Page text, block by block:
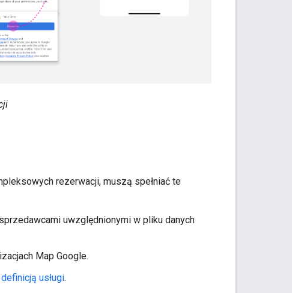
rezerwacji, muszą spełniać te
uwzględnionymi w pliku danych
Map Google.
usługi.